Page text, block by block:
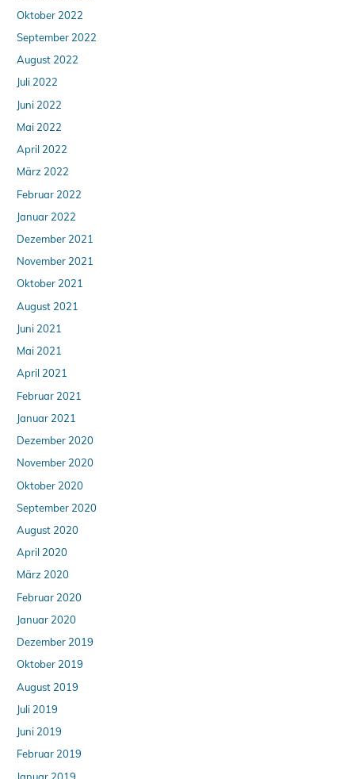
Oktober 2022
September 2022
August 2022
Juli 2022
Juni 2022
Mai 2022
April 2022
März 2022
Februar 2022
Januar 2022
Dezember 2021
November 2021
Oktober 2021
August 2021
Juni 2021
Mai 2021
April 2021
Februar 2021
Januar 2021
Dezember 2020
November 2020
Oktober 2020
September 2020
August 2020
April 2020
März 2020
Februar 2020
Januar 2020
Dezember 2019
Oktober 2019
August 2019
Juli 2019
Juni 2019
Februar 2019
Januar 2019